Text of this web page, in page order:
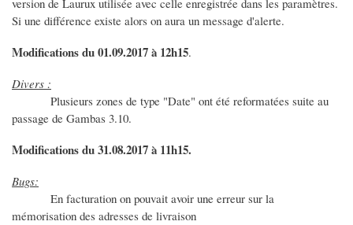
version de Laurux utilisée avec celle enregistrée dans les paramètres.
Si une différence existe alors on aura un message d'alerte.
Modifications du 01.09.2017 à 12h15.
Divers :
Plusieurs zones de type "Date" ont été reformatées suite au
passage de Gambas 3.10.
Modifications du 31.08.2017 à 11h15.
Bugs:
En facturation on pouvait avoir une erreur sur la
mémorisation des adresses de livraison